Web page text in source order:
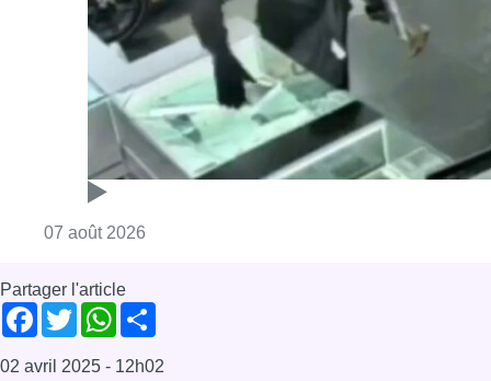
07 août 2026
Partager l'article
Facebook
TwitterWhatsApp
02 avril 2025 - 12h02